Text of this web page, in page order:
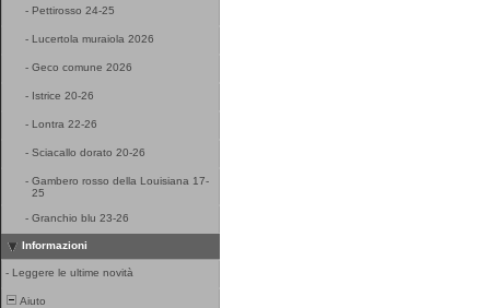
- Pettirosso 24-25
- Lucertola muraiola 2026
- Geco comune 2026
- Istrice 20-26
- Lontra 22-26
- Sciacallo dorato 20-26
- Gambero rosso della Louisiana 17-
25
- Granchio blu 23-26
Informazioni
- Leggere le ultime novità
Aiuto